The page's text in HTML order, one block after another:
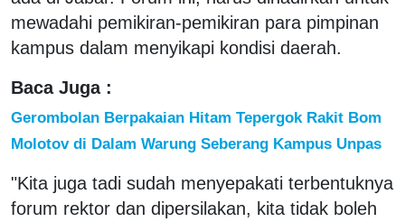
mewadahi pemikiran-pemikiran para pimpinan
kampus dalam menyikapi kondisi daerah.
Baca Juga :
Gerombolan Berpakaian Hitam Tepergok Rakit Bom
Molotov di Dalam Warung Seberang Kampus Unpas
"Kita juga tadi sudah menyepakati terbentuknya
forum rektor dan dipersilakan, kita tidak boleh